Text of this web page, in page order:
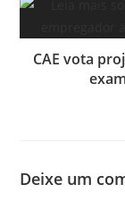
CAE vota
Deixe um